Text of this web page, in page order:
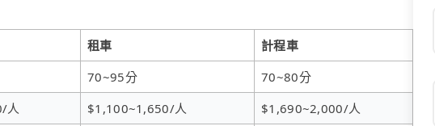
租車
計程車
70~95分
70~80分
人 $1,100~1,650/人
$1,690~2,000/人